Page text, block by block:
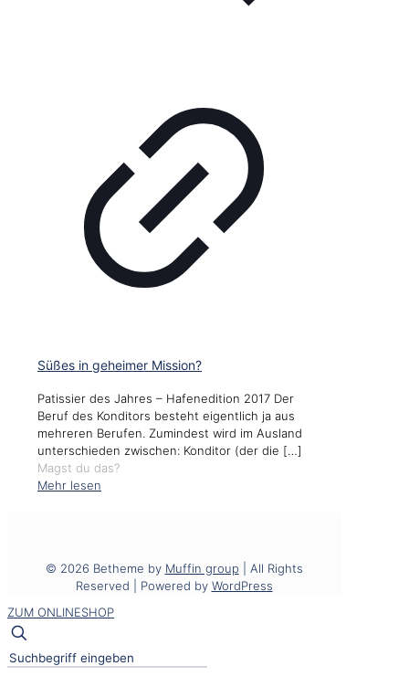
Süßes in geheimer Mission?
Patissier des Jahres – Hafenedition 2017 Der
Beruf des Konditors besteht eigentlich ja aus
mehreren Berufen. Zumindest wird im Ausland
unterschieden zwischen: Konditor (der die […]
Magst du das?
Mehr lesen
© 2026 Betheme by Muffin group | All Rights
Reserved | Powered by WordPress
ZUM ONLINESHOP